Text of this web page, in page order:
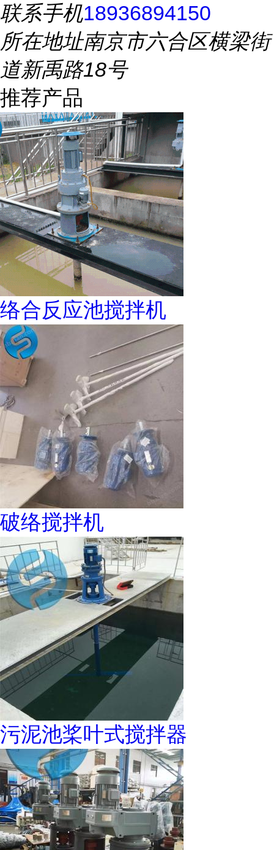
联系手机18936894150
所在地址南京市六合区横梁街
道新禹路18号
推荐产品
络合反应池搅拌机
破络搅拌机
污泥池桨叶式搅拌器